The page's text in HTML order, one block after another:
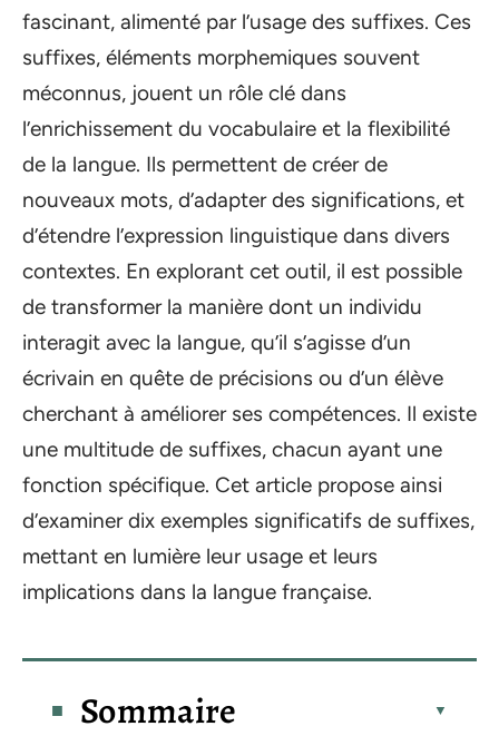
fascinant, alimenté par l’usage des suffixes. Ces
suffixes, éléments morphemiques souvent
méconnus, jouent un rôle clé dans
l’enrichissement du vocabulaire et la flexibilité
de la langue. Ils permettent de créer de
nouveaux mots, d’adapter des significations, et
d’étendre l’expression linguistique dans divers
contextes. En explorant cet outil, il est possible
de transformer la manière dont un individu
interagit avec la langue, qu’il s’agisse d’un
écrivain en quête de précisions ou d’un élève
cherchant à améliorer ses compétences. Il existe
une multitude de suffixes, chacun ayant une
fonction spécifique. Cet article propose ainsi
d’examiner dix exemples significatifs de suffixes,
mettant en lumière leur usage et leurs
implications dans la langue française.
Sommaire